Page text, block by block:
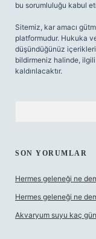
bu sorumluluğu kabul
Sitemiz, kar amacı
platformudur. Hukuka
düşündüğünüz
bildirmeniz halinde,
kaldırılacaktır.
SON YORUMLAR
Hermes geleneği ne
Hermes geleneği ne
Akvaryum suyu kaç